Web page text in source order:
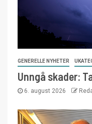
GENERELLE NYHETER
Unngå skader:
6. august 2026